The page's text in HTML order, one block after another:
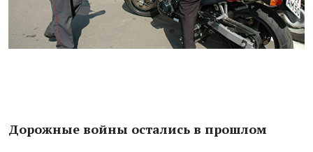
Дорожные войны остались в прошлом